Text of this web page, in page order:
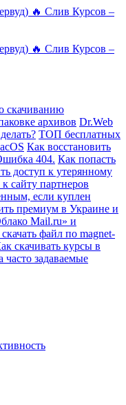
скачиванию
архивов Dr.Web
ТОП бесплатных
Как восстановить
404. Как попасть
доступ к утерянному
сайту партнеров
если куплен
премиум в Украине и
Mail.ru» и
файл по magnet-
скачивать курсы в
задаваемые